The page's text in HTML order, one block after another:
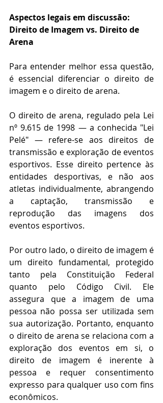
Aspectos legais em discussão:
Direito de Imagem vs. Direito de
Arena
Para entender melhor essa questão,
é essencial diferenciar o direito de
imagem e o direito de arena.
O direito de arena, regulado pela Lei
nº 9.615 de 1998 — a conhecida "Lei
Pelé" — refere-se aos direitos de
transmissão e exploração de eventos
esportivos. Esse direito pertence às
entidades desportivas, e não aos
atletas individualmente, abrangendo
a captação, transmissão e
reprodução das imagens dos
eventos esportivos.
Por outro lado, o direito de imagem é
um direito fundamental, protegido
tanto pela Constituição Federal
quanto pelo Código Civil. Ele
assegura que a imagem de uma
pessoa não possa ser utilizada sem
sua autorização. Portanto, enquanto
o direito de arena se relaciona com a
exploração dos eventos em si, o
direito de imagem é inerente à
pessoa e requer consentimento
expresso para qualquer uso com fins
econômicos.